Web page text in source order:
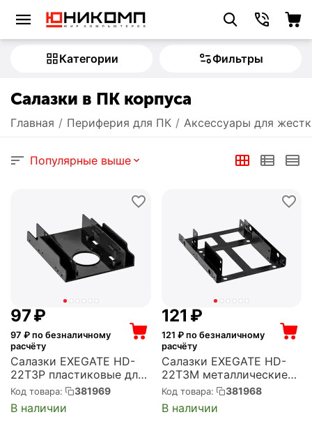
Категории Фильтры
Салазки в ПК корпуса
Главная / Периферия для ПК / Аксессуары для
Популярные выше
‍97‍₽
97 ₽ по безналичному
расчёту
Салазки EXEGATE HD-
22T3P пластиковые для
установки 2xHDD/SSD
2.5" в отсек 3.5"
(EX292545RUS)
Код товара: 381969
В наличии
‍121‍ ₽
121 ₽ по безналичному
расчёту
Салазки EXEGATE HD-
22T3M металлические
для установки
2xHDD/SSD 2.5" в отсек
3.5" (EX292544RUS)
Код товара: 381968
В наличии